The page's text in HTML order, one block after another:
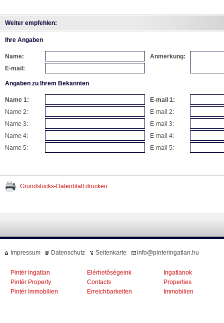
Weiter empfehlen:
Ihre Angaben
Name:
E-mail:
Anmerkung:
Angaben zu Ihrem Bekannten
Name 1:
Name 2:
Name 3:
Name 4:
Name 5:
E-mail 1:
E-mail 2:
E-mail 3:
E-mail 4:
E-mail 5:
Grundstücks-Datenblatt drucken
Impressum Datenschutz Seitenkarte info@pinteringatlan.hu
Pintér Ingatlan
Pintér Property
Pintér Immobilien
Elérhetőségeink
Contacts
Erreichbarkeiten
Ingatlanok
Properties
Immobilien